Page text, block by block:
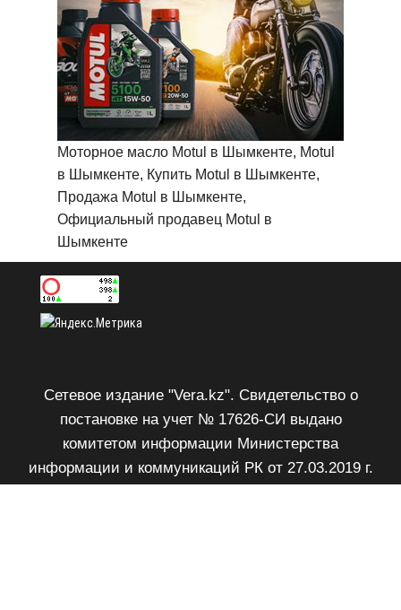
Моторное масло Motul в Шымкенте, Motul
в Шымкенте, Купить Motul в Шымкенте,
Продажа Motul в Шымкенте,
Официальный продавец Motul в
Шымкенте
Сетевое издание "Vera.kz". Свидетельство о
постановке на учет № 17626-СИ выдано
комитетом информации Министерства
информации и коммуникаций РК от 27.03.2019 г.